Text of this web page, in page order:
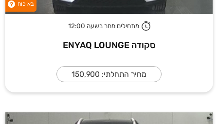
בא כוח ?
מתחילים מחר בשעה 12:00
סקודה ENYAQ LOUNGE
מחיר התחלתי: 150,900